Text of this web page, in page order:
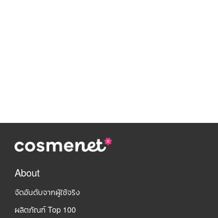
About
จัดอันดับจากผู้ใช้จริง
ผลิตภัณฑ์ Top 100